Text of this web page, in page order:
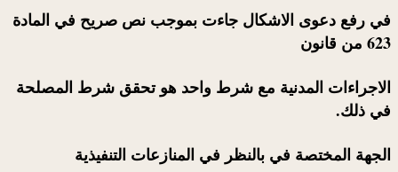
في رفع دعوى الاشكال جاءت بموجب نص صريح في المادة
623 من قانون
الاجراءات المدنية مع شرط واحد هو تحقق شرط المصلحة
في ذلك.
الجهة المختصة في بالنظر في المنازعات التنفيذية